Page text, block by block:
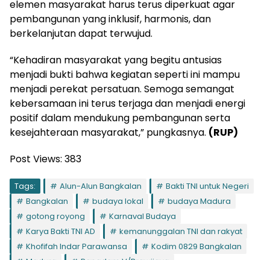
elemen masyarakat harus terus diperkuat agar
pembangunan yang inklusif, harmonis, dan
berkelanjutan dapat terwujud.
“Kehadiran masyarakat yang begitu antusias
menjadi bukti bahwa kegiatan seperti ini mampu
menjadi perekat persatuan. Semoga semangat
kebersamaan ini terus terjaga dan menjadi energi
positif dalam mendukung pembangunan serta
kesejahteraan masyarakat,” pungkasnya. (RUP)
Post Views: 383
Tags: Alun-Alun Bangkalan
Bakti TNI untuk Negeri
Bangkalan
budaya lokal
budaya Madura
gotong royong
Karnaval Budaya
Karya Bakti TNI AD
kemanunggalan TNI dan rakyat
Khofifah Indar Parawansa
Kodim 0829 Bangkalan